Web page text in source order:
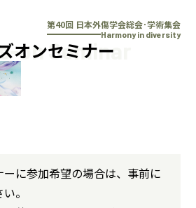
第40回 日本外傷学会総会･学術集会
Harmony in diversity
オンセミナー
on Seminar
に参加希望の場合は、事前に
。